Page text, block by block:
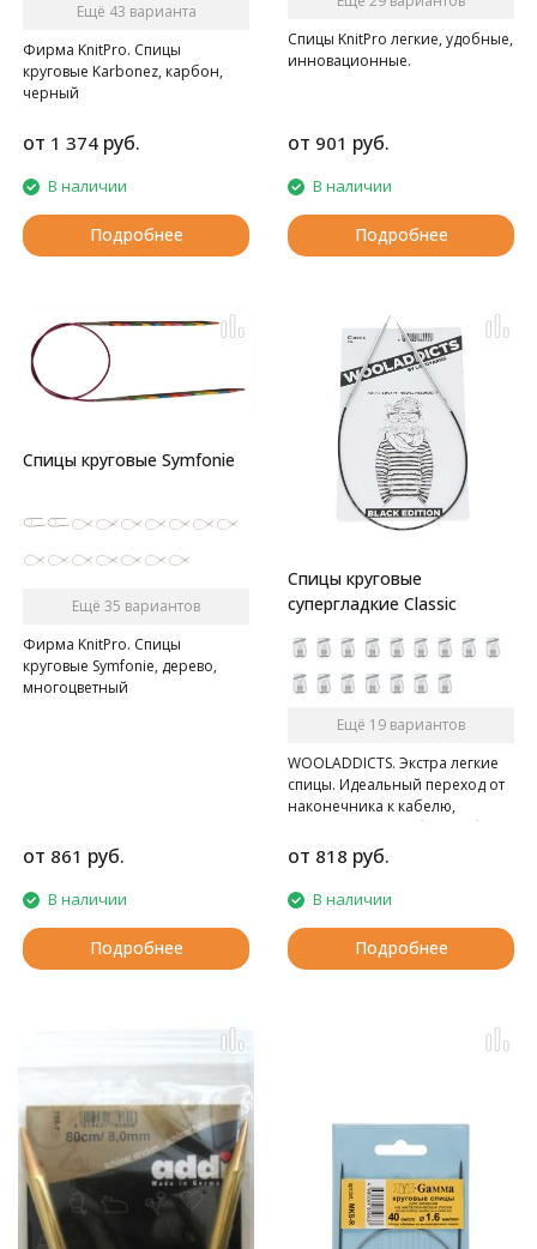
Ещё 43 варианта
Фирма KnitPro. Спицы
круговые Karbonez, карбон,
черный
от 1 374 руб.
В наличии
Подробнее
Спицы KnitPro легкие, удобные,
инновационные.
от 901 руб.
В наличии
Подробнее
Спицы круговые Symfonie
Ещё 35 вариантов
Фирма KnitPro. Спицы
круговые Symfonie, дерево,
многоцветный
от 861 руб.
В наличии
Подробнее
Спицы круговые
супергладкие Classic
Ещё 19 вариантов
WOOLADDICTS. Экстра легкие
спицы. Идеальный переход от
наконечника к кабелю,
гладкие, очень гибкий кабель.
от 818 руб.
В наличии
Подробнее